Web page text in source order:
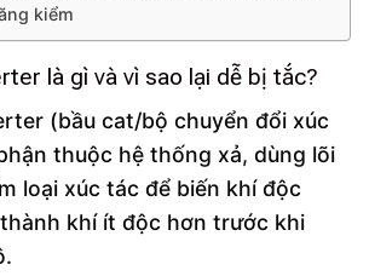
kiểm
là gì và vì sao lại dễ bị tắc?
(bầu cat/bộ chuyển đổi xúc
thuộc hệ thống xả, dùng lõi
loại xúc tác để biến khí độc
thành khí ít độc hơn trước khi